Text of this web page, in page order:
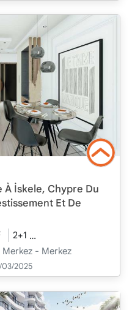
À İskele, Chypre Du
Et De
2+1
- Merkez
03/2025